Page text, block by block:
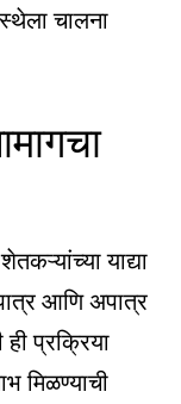
चालना
याद्या
आणि अपात्र
प्रक्रिया
मिळण्याची